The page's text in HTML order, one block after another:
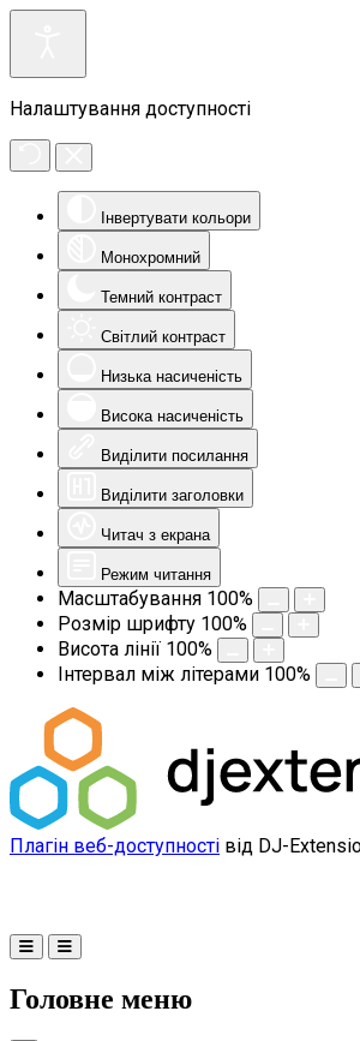
Налаштування доступності
Інвертувати кольори
Монохромний
Темний контраст
Світлий контраст
Низька насиченість
Висока насиченість
Виділити посилання
Виділити заголовки
Читач з екрана
Режим читання
Масштабування 100%
Розмір шрифту 100%
Висота лінії 100%
Інтервал між літерами 100%
Плагін веб-доступності від DJ-
Головне меню